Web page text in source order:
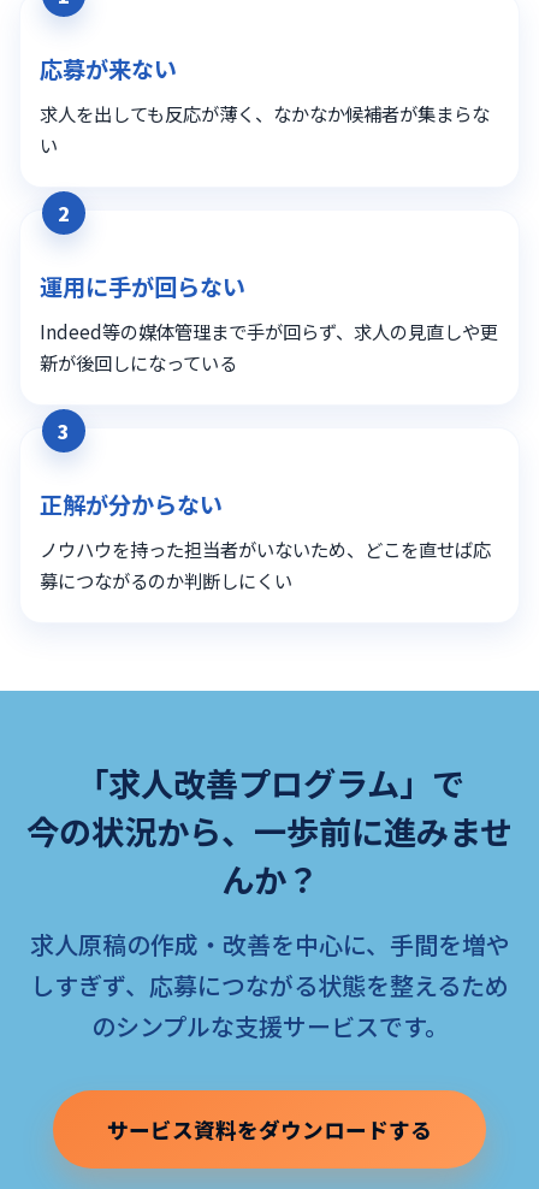
応募が来ない
求人を出しても反応が薄く、なかなか候補者が集まらな
い
2
運用に手が回らない
Indeed等の媒体管理まで手が回らず、求人の見直しや更
新が後回しになっている
3
正解が分からない
ノウハウを持った担当者がいないため、どこを直せば応
募につながるのか判断しにくい
「求人改善プログラム」で
今の状況から、一歩前に進みませ
んか？
求人原稿の作成・改善を中心に、手間を増や
しすぎず、応募につながる状態を整えるため
のシンプルな支援サービスです。
サービス資料をダウンロードする